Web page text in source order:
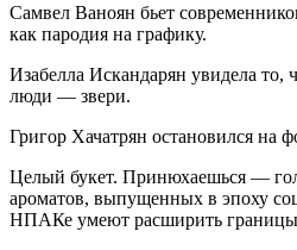
Самвел Ваноян бьет
как пародия на графику.
Изабелла Искандарян увидела то,
люди — звери.
Григор Хачатрян остановился на
Целый букет. Принюхаешься —
ароматов, выпущенных в эпоху
НПАКе умеют расширить границы